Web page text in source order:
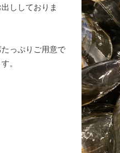
ししておりま
っぷりご用意で
。